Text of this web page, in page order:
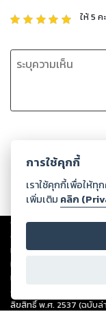
ให้5 ค
Copyright ©2026
ต่อผลงานหรือเนื้อหาใดที่อั
ทรัพย์สินทางปัญญาของบุ
ทุกท่านโปรดใช้วิจารณญา
หนึ่งส่วนใดขัดต่อกฎหมาย
ดำเนินการในทันที ทั้งนี้ ท
ลิขสิทธิ์ พ.ศ. 2537 (ฉบับล่
การใช้คุกกี้
เราใช้คุกกี้เพื่อให้
เพิ่มเติม คลิก